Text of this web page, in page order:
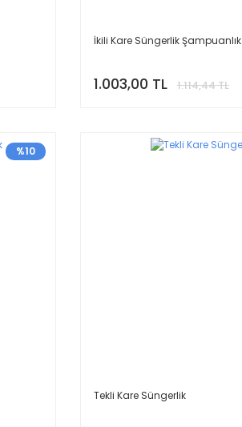
İkili Kare Süngerlik Şampuanlık
1.003,00 TL 1.114,44 TL
%10
Tekli Kare Süngerlik